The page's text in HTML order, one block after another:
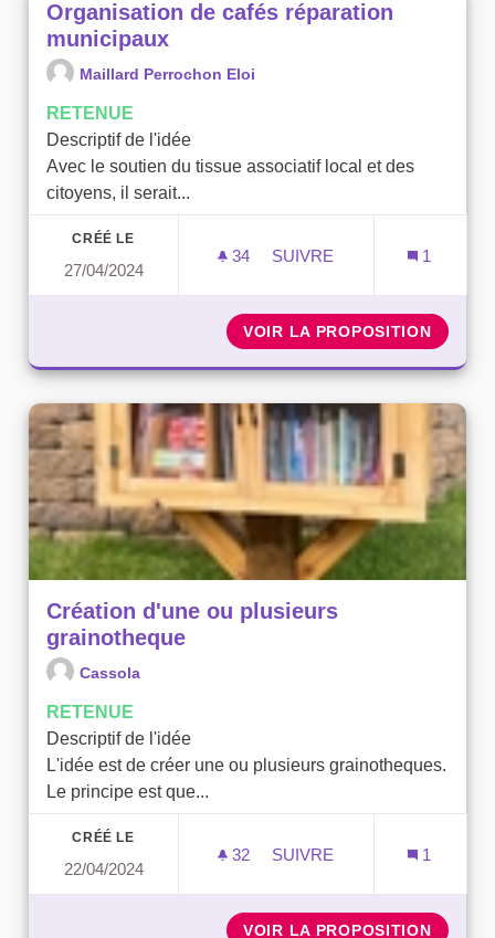
Organisation de cafés réparation
municipaux
Maillard Perrochon Eloi
RETENUE
Descriptif de l'idée
Avec le soutien du tissue associatif local et des
citoyens, il serait...
CRÉÉ LE
27/04/2024
34 34 ABONNÉS
SUIVRE
1
VOIR LA PROPOSITION
Création d'une ou plusieurs
grainotheque
Cassola
RETENUE
Descriptif de l'idée
L'idée est de créer une ou plusieurs grainotheques.
Le principe est que...
CRÉÉ LE
22/04/2024
32 32 ABONNÉS
SUIVRE
1
VOIR LA PROPOSITION